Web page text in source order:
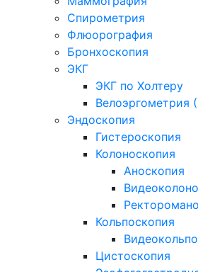
Спирометрия
Флюорография
Бронхоскопия
ЭКГ
ЭКГ по Холтеру
Велоэргометрия
Эндоскопия
Гистероскопия
Колоноскопия
Аноскопия
Кольпоскопия
Цистоскопия